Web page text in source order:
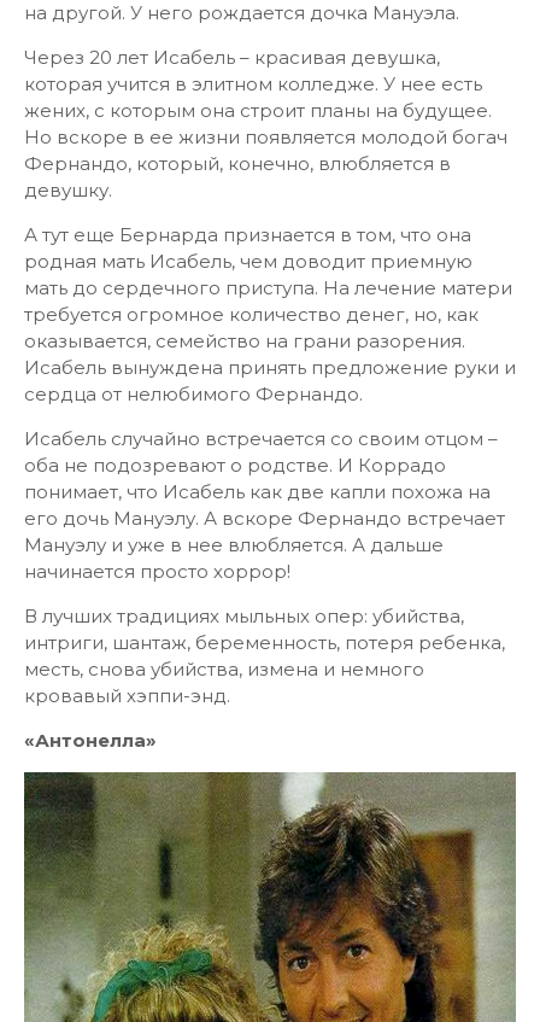
на другой. У него рождается дочка Мануэла.
Через 20 лет Исабель – красивая девушка,
которая учится в элитном колледже. У нее есть
жених, с которым она строит планы на будущее.
Но вскоре в ее жизни появляется молодой богач
Фернандо, который, конечно, влюбляется в
девушку.
А тут еще Бернарда признается в том, что она
родная мать Исабель, чем доводит приемную
мать до сердечного приступа. На лечение матери
требуется огромное количество денег, но, как
оказывается, семейство на грани разорения.
Исабель вынуждена принять предложение руки и
сердца от нелюбимого Фернандо.
Исабель случайно встречается со своим отцом –
оба не подозревают о родстве. И Коррадо
понимает, что Исабель как две капли похожа на
его дочь Мануэлу. А вскоре Фернандо встречает
Мануэлу и уже в нее влюбляется. А дальше
начинается просто хоррор!
В лучших традициях мыльных опер: убийства,
интриги, шантаж, беременность, потеря ребенка,
месть, снова убийства, измена и немного
кровавый хэппи-энд.
«Антонелла»